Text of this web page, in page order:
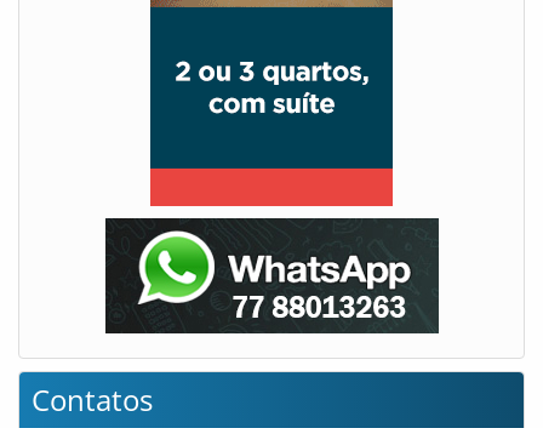
Contatos